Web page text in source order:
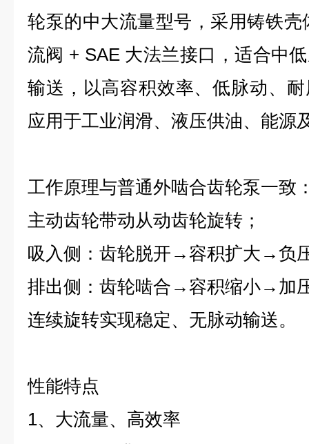
轮泵的中大流量型号，采用铸铁
流阀 + SAE 大法兰接口，适合中
输送，以高容积效率、低脉动、
应用于工业润滑、液压供油、能源
工作原理与普通外啮合齿轮泵一致
主动齿轮带动从动齿轮旋转；
吸入侧：齿轮脱开→容积扩大→负
排出侧：齿轮啮合→容积缩小→加
连续旋转实现稳定、无脉动输送。
性能特点
1、大流量、高效率